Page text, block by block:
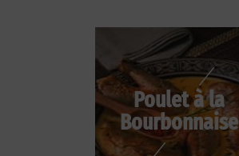
Poulet à la
Bourbonnaise